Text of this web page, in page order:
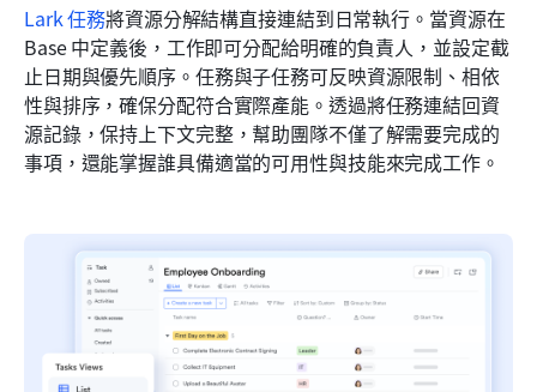
Lark 任務將資源分解結構直接連結到日常執行。當資源在
Base 中定義後，工作即可分配給明確的負責人，並設定截
止日期與優先順序。任務與子任務可反映資源限制、相依
性與排序，確保分配符合實際產能。透過將任務連結回資
源記錄，保持上下文完整，幫助團隊不僅了解需要完成的
事項，還能掌握誰具備適當的可用性與技能來完成工作。